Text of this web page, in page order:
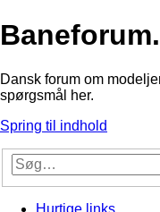
Dansk forum om
spørgsmål her.
Spring til indhold